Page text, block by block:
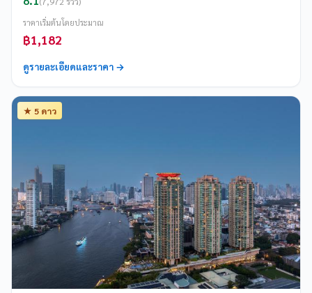
ราคาเริ่มต้นโดยประมาณ
฿1,182
ดูรายละเอียดและราคา →
★ 5 ดาว